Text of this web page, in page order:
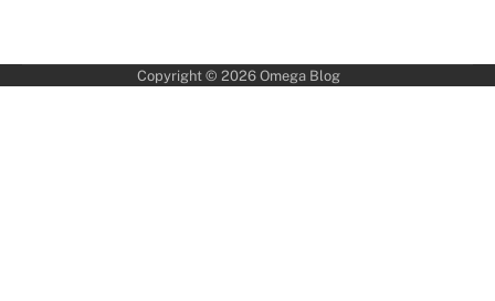
Copyright © 2026 Omega Blog